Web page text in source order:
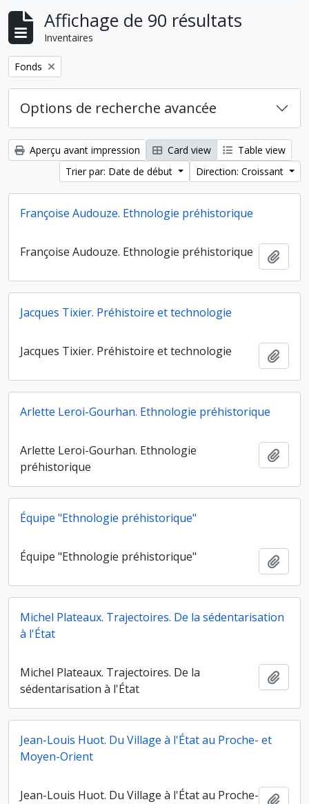
Affichage de 90 résultats
Inventaires
Remove filter:
Fonds
Options de recherche avancée
Aperçu avant impression Card view
Table view
Trier par: Date de début
Direction: Croissant
Françoise Audouze. Ethnologie préhistorique
Françoise Audouze. Ethnologie préhistorique
Jacques Tixier. Préhistoire et technologie
Jacques Tixier. Préhistoire et technologie
Arlette Leroi-Gourhan. Ethnologie préhistorique
Arlette Leroi-Gourhan. Ethnologie
préhistorique
Équipe "Ethnologie préhistorique"
Équipe "Ethnologie préhistorique"
Michel Plateaux. Trajectoires. De la sédentarisation
à l'État
Michel Plateaux. Trajectoires. De la
sédentarisation à l'État
Jean-Louis Huot. Du Village à l'État au Proche- et
Moyen-Orient
Jean-Louis Huot. Du Village à l'État au Proche-